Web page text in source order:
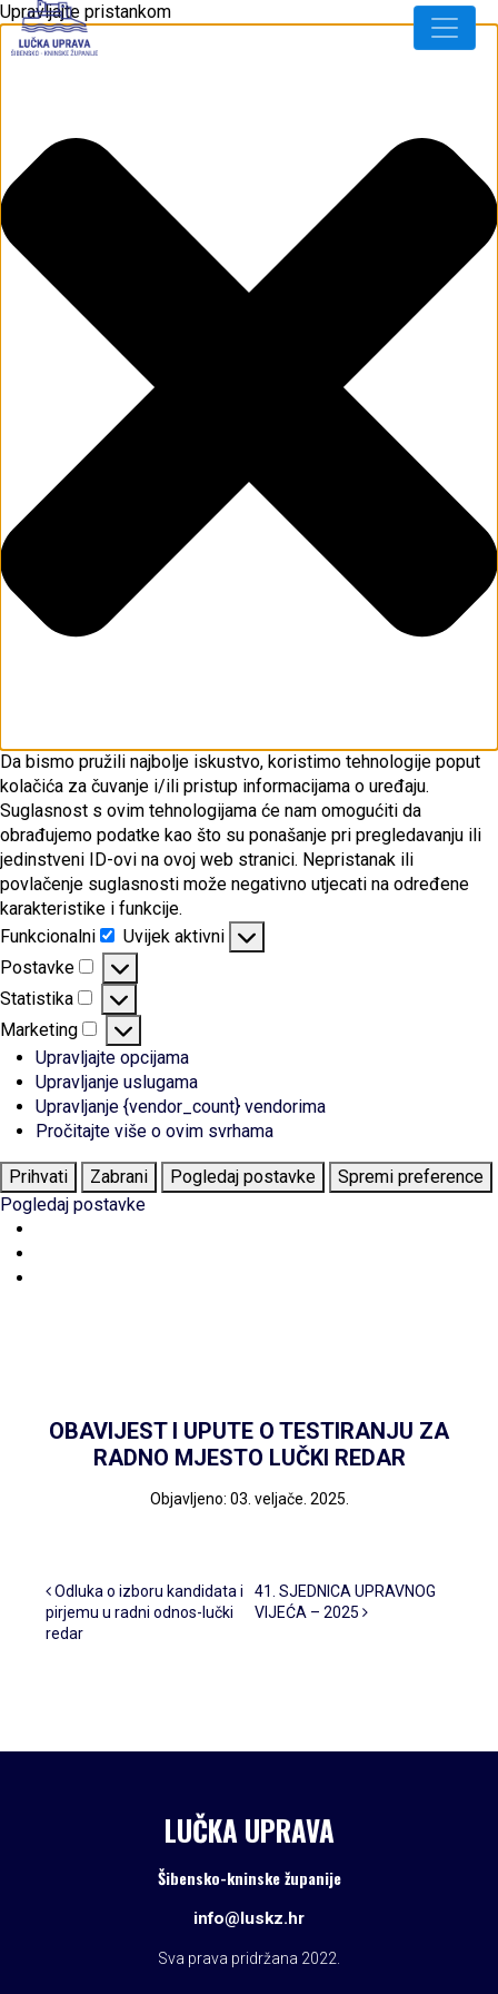
Upravljajte pristankom
Da bismo pružili najbolje iskustvo, koristimo tehnologije poput
kolačića za čuvanje i/ili pristup informacijama o uređaju.
Suglasnost s ovim tehnologijama će nam omogućiti da
obrađujemo podatke kao što su ponašanje pri pregledavanju ili
jedinstveni ID-ovi na ovoj web stranici. Nepristanak ili
povlačenje suglasnosti može negativno utjecati na određene
karakteristike i funkcije.
Funkcionalni
Funkcionalni
Uvijek aktivni
Postavke
Postavke
Statistika
Statistika
Marketing
Marketing
Upravljajte opcijama
Upravljanje uslugama
Upravljanje {vendor_count} vendorima
Pročitajte više o ovim svrhama
Prihvati Zabrani Pogledaj postavke
Spremi preference
Pogledaj postavke
OBAVIJEST I UPUTE O TESTIRANJU ZA
RADNO MJESTO LUČKI REDAR
Objavljeno: 03. veljače. 2025.
Post navigation
Odluka o izboru kandidata i
pirjemu u radni odnos-lučki
redar
41. SJEDNICA UPRAVNOG
VIJEĆA – 2025
LUČKA UPRAVA
Šibensko-kninske županije
info@luskz.hr
Sva prava pridržana 2022.